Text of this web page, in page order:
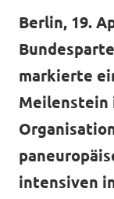
Impressum
Berlin, 19.
markierte
Meilenstein
intensiven